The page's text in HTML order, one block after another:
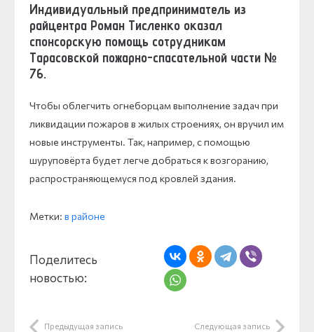
Индивидуальный предприниматель из
райцентра Роман Тисленко оказал
спонсорскую помощь сотрудникам
Тарасовской пожарно-спасательной части №
76.
Чтобы облегчить огнеборцам выполнение задач при
ликвидации пожаров в жилых строениях, он вручил им
новые инструменты. Так, например, с помощью
шуруповёрта будет легче добраться к возгоранию,
распространяющемуся под кровлей здания.
Метки: в районе
Поделитесь
новостью:
Предыдущая запись Следующая запись